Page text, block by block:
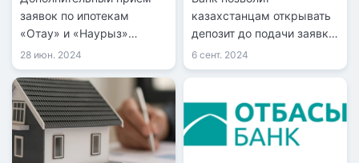
заявок по ипотекам
«Отау» и «Наурыз»
пройдет с 16 сентября по
1 октября, сообщила глава
Отбасы банка Ляззат
Ибрагимова.
28 июн. 2024
казахстанцам открывать
депозит до подачи заявки
и повысит лимит займов
до 36 миллионов тенге.
6 сент. 2024